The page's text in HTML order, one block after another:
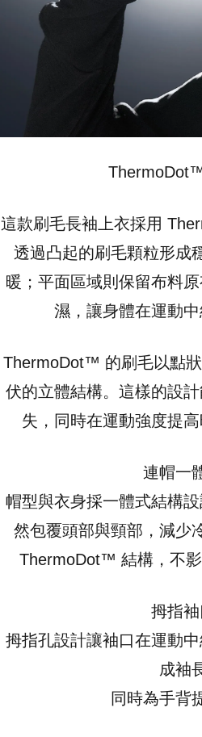
這款刷毛長袖上衣採用
透過凸起的刷毛顆粒形成
暖；平面區域則保留布料
濕，讓身體在運動中
ThermoDot™ 的刷毛以點
伏的立體結構。這樣的設
失，同時在運動強度提
連帽一
帽型與衣身採一體式結構
然包覆頭部與頸部，減少
ThermoDot™ 結構，不影
拇指袖
拇指孔設計讓袖口在運動
成袖
同時為手背